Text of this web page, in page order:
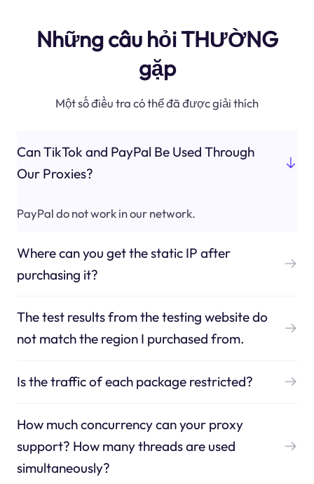
Những câu hỏi THƯỜNG
gặp
Một số điều tra có thể đã được giải thích
Can TikTok and PayPal Be Used Through
Our Proxies?
PayPal do not work in our network.
Where can you get the static IP after
purchasing it?
The test results from the testing website do
not match the region I purchased from.
Is the traffic of each package restricted?
How much concurrency can your proxy
support? How many threads are used
simultaneously?